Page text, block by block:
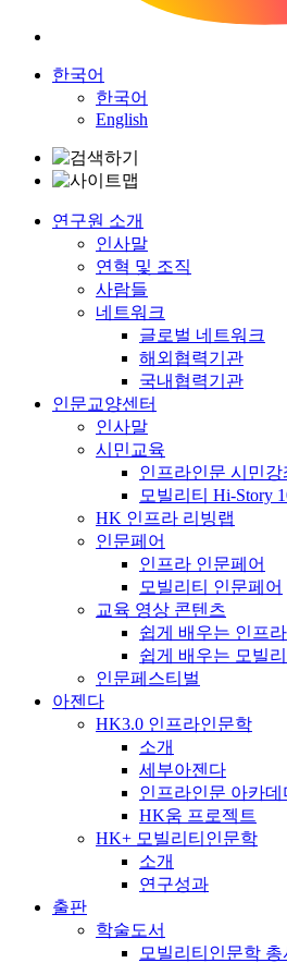
한국어
한국어
English
연구원 소개
인사말
연혁 및 조직
사람들
네트워크
글로벌 네트워크
해외협력기관
국내협력기관
인문교양센터
인사말
시민교육
인프라인문 시민강
모빌리티 Hi-Story
HK 인프라 리빙랩
인문페어
인프라 인문페어
모빌리티 인문페어
교육 영상 콘텐츠
쉽게 배우는 인프
쉽게 배우는 모빌
인문페스티벌
아젠다
HK3.0 인프라인문학
소개
세부아젠다
인프라인문 아카데
HK움 프로젝트
HK+ 모빌리티인문학
소개
연구성과
출판
학술도서
모빌리티인문학 총